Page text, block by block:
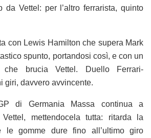
da Vettel: per l’altro ferrarista, quinto
con Lewis Hamilton che supera Mark
spunto, portandosi così, e con un
che brucia Vettel. Duello Ferrari-
giri, davvero avvincente.
di Germania Massa continua a
Vettel, mettendocela tutta: ritarda la
le gomme dure fino all’ultimo giro